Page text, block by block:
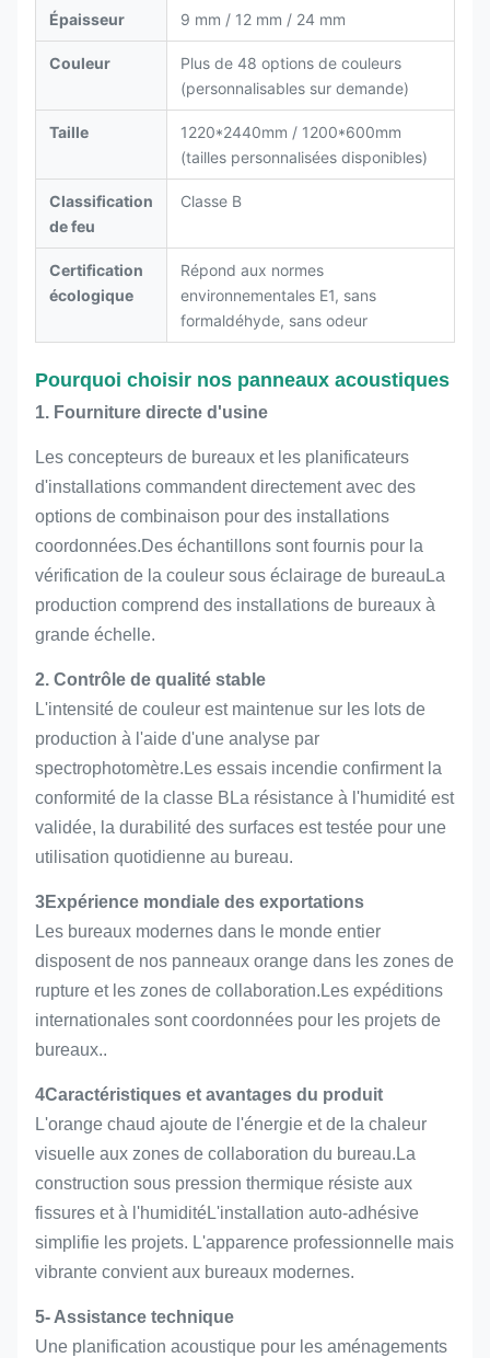
Épaisseur 9 mm / 12 mm / 24 mm
Couleur
Plus de 48 options de couleurs
(personnalisables sur demande)
Taille
1220*2440mm / 1200*600mm
(tailles personnalisées disponibles)
Classification
de feu
Classe B
Certification
écologique
Répond aux normes
environnementales E1, sans
formaldéhyde, sans odeur
Pourquoi choisir nos panneaux acoustiques
1. Fourniture directe d'usine
Les concepteurs de bureaux et les planificateurs
d'installations commandent directement avec des
options de combinaison pour des installations
coordonnées.Des échantillons sont fournis pour la
vérification de la couleur sous éclairage de bureauLa
production comprend des installations de bureaux à
grande échelle.
2. Contrôle de qualité stable
L'intensité de couleur est maintenue sur les lots de
production à l'aide d'une analyse par
spectrophotomètre.Les essais incendie confirment la
conformité de la classe BLa résistance à l'humidité est
validée, la durabilité des surfaces est testée pour une
utilisation quotidienne au bureau.
3Expérience mondiale des exportations
Les bureaux modernes dans le monde entier
disposent de nos panneaux orange dans les zones de
rupture et les zones de collaboration.Les expéditions
internationales sont coordonnées pour les projets de
bureaux..
4Caractéristiques et avantages du produit
L'orange chaud ajoute de l'énergie et de la chaleur
visuelle aux zones de collaboration du bureau.La
construction sous pression thermique résiste aux
fissures et à l'humiditéL'installation auto-adhésive
simplifie les projets. L'apparence professionnelle mais
vibrante convient aux bureaux modernes.
5- Assistance technique
Une planification acoustique pour les aménagements